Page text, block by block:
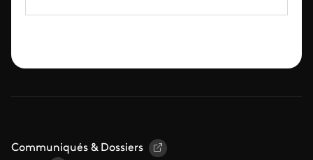
Communiqués & Dossiers